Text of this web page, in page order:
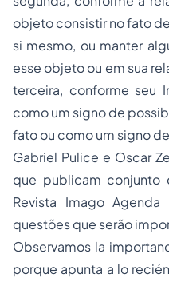
objeto consistir no fato
si mesmo, ou manter
esse objeto ou em sua
terceira, conforme seu
como um signo de
fato ou como um signo de
Gabriel Pulice e Oscar
que publicam conjunto
Revista Imago
questões que serão
Observamos la
porque apunta a lo